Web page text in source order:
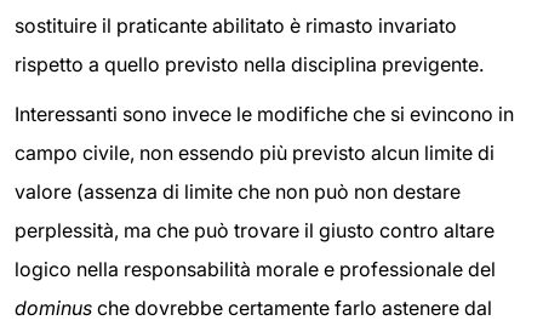
sostituire il praticante abilitato è rimasto invariato
rispetto a quello previsto nella disciplina previgente.
Interessanti sono invece le modifiche che si evincono in
campo civile, non essendo più previsto alcun limite di
valore (assenza di limite che non può non destare
perplessità, ma che può trovare il giusto contro altare
logico nella responsabilità morale e professionale del
dominus che dovrebbe certamente farlo astenere dal